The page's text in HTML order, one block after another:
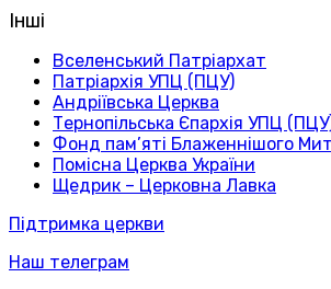
Інші
Вселенський Патріархат
Патріархія УПЦ (ПЦУ)
Андріївська Церква
Тернопільська Єпархія УПЦ
Фонд пам’яті Блаженнішого
Помісна Церква України
Щедрик – Церковна Лавка
Підтримка церкви
Наш телеграм